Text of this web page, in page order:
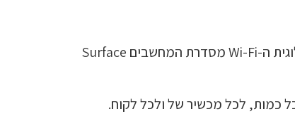
הטכנאים שלנו מיומנים בתהליך עיקור כרטיסי רשת Wi-Fi בכל סוג של מחשב, טאבלט או ציוד המשתמש בטכנולוגית ה-Wi-Fi מסדרת המחשבים Surface
כמות, לכל מכשיר של ולכל לקוח.